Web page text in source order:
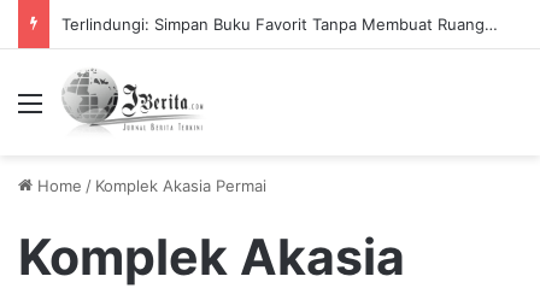
Terlindungi: Simpan Buku Favorit Tanpa Membuat Ruangan Penuh
Menu
Home / Komplek Akasia Permai
Komplek Akasia